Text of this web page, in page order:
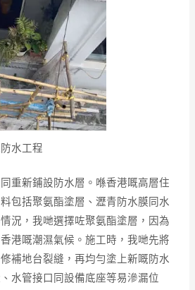
水工程
重新鋪設防水層。喺香港嘅高層住
包括聚氨酯塗層、瀝青防水膜同水
況，我哋選擇咗聚氨酯塗層，因為
港嘅潮濕氣候。施工時，我哋先將
補地台裂縫，再均勻塗上新嘅防水
水管接口同設備底座等易滲漏位